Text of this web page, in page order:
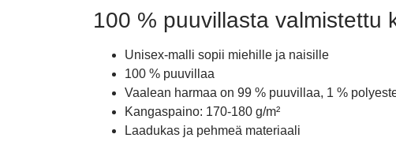
100 % puuvillasta valmistettu
Unisex-malli sopii miehille ja naisille
100 % puuvillaa
Vaalean harmaa on 99 % puuvillaa, 1 %
Kangaspaino: 170-180 g/m²
Laadukas ja pehmeä materiaali